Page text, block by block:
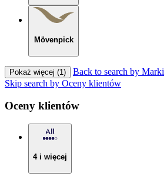
Mövenpick
Pokaż więcej (1)
Back to search by Marki
Skip search by Oceny klientów
Oceny klientów
4 i więcej